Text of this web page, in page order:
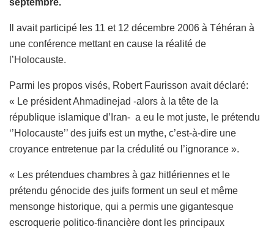
Il avait participé les 11 et 12 décembre 2006 à Téhéran à
une conférence mettant en cause la réalité de
l’Holocauste.
Parmi les propos visés, Robert Faurisson avait déclaré:
« Le président Ahmadinejad -alors à la tête de la
république islamique d’Iran- a eu le mot juste, le prétendu
‘’Holocauste’’ des juifs est un mythe, c’est-à-dire une
croyance entretenue par la crédulité ou l’ignorance ».
« Les prétendues chambres à gaz hitlériennes et le
prétendu génocide des juifs forment un seul et même
mensonge historique, qui a permis une gigantesque
escroquerie politico-financière dont les principaux